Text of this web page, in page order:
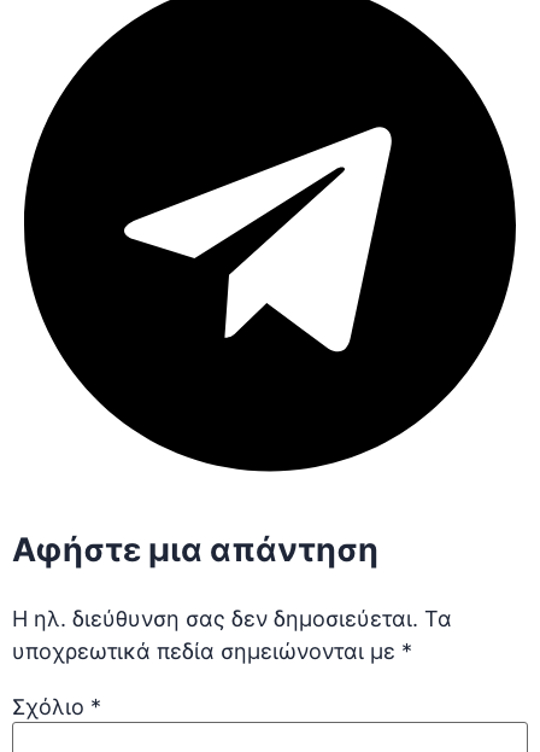
Αφήστε μια απάντηση
Η ηλ. διεύθυνση σας δεν δημοσιεύεται. Τα
υποχρεωτικά πεδία σημειώνονται με *
Σχόλιο *